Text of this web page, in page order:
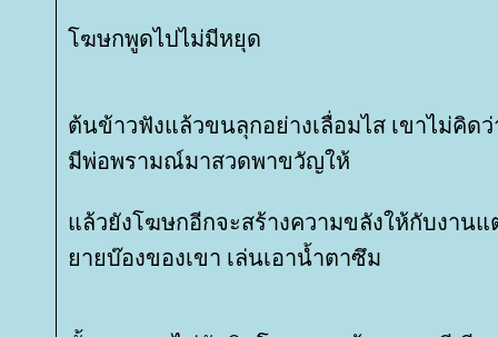
ฆษกพูดไปไม่มีหยุด
ต้นข้าวฟังแล้วขนลุกอย่างเลื่อมไส เขาไม่คิด
มีพ่อพรามณ์มาสวดพาขวัญให้
ล้วยังโฆษกอีกจะสร้างความขลังให้กับงาน
ายบ๊องของเขา เล่นเอาน้ำตาซึม